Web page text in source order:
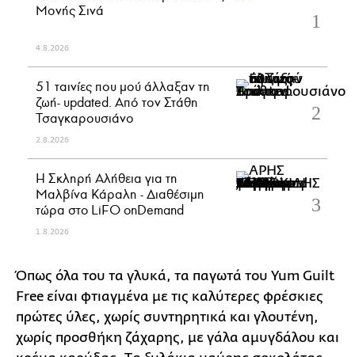
Μονής Σινά
4.8.2026
51 ταινίες που μού άλλαξαν τη
ζωή- updated. Aπό τον Στάθη
Τσαγκαρουσιάνο
2.8.2026
Η Σκληρή Αλήθεια για τη
Μαλβίνα Κάραλη - Διαθέσιμη
τώρα στo LiFO onDemand
1.8.2026
Όπως όλα του τα γλυκά, τα παγωτά του Yum Guilt
Free είναι φτιαγμένα με τις καλύτερες φρέσκιες
πρώτες ύλες, χωρίς συντηρητικά και γλουτένη,
χωρίς προσθήκη ζάχαρης, με γάλα αμυγδάλου και